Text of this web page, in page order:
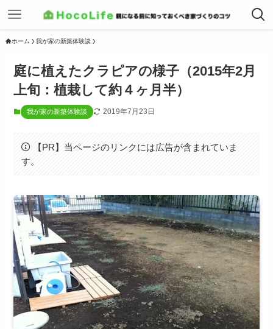
ホーム 我が家の新築体験談
庭に植えたクラピアの様子（2015年2月
上旬：植栽して約４ヶ月半）
我が家の新築体験談 2019年7月23日
【PR】当ページのリンクには広告が含まれていま
す。